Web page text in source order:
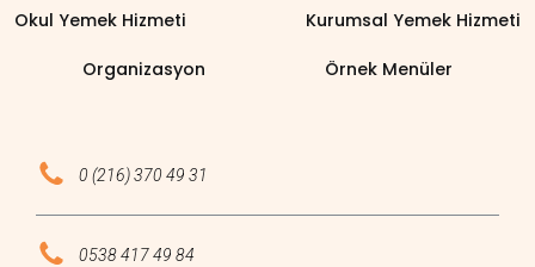
Okul Yemek Hizmeti Kurumsal Yemek Hizmeti
Organizasyon Örnek Menüler
0 (216) 370 49 31
0538 417 49 84